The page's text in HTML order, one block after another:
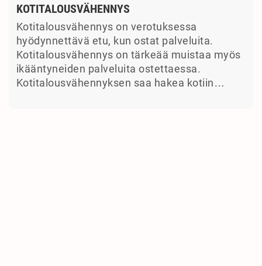
KOTITALOUSVÄHENNYS
Kotitalousvähennys on verotuksessa
hyödynnettävä etu, kun ostat palveluita.
Kotitalousvähennys on tärkeää muistaa myös
ikääntyneiden palveluita ostettaessa.
Kotitalousvähennyksen saa hakea kotiin…